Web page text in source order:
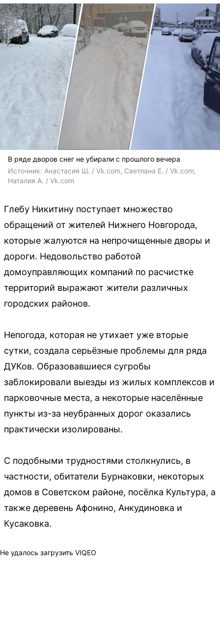
В ряде дворов снег не убирали с прошлого вечера
Источник: Анастасия Ш. / Vk.com, Светлана Е. / Vk.com,
Наталия А. / Vk.com
Глебу Никитину поступает множество
обращений от жителей Нижнего Новгорода,
которые жалуются на непрочищенные дворы и
дороги. Недовольство работой
домоуправляющих компаний по расчистке
территорий выражают жители различных
городских районов.
Непогода, которая не утихает уже вторые
сутки, создала серьёзные проблемы для ряда
ДУКов. Образовавшиеся сугробы
заблокировали выезды из жилых комплексов и
парковочные места, а некоторые населённые
пункты из-за неубранных дорог оказались
практически изолированы.
С подобными трудностями столкнулись, в
частности, обитатели Бурнаковки, некоторых
домов в Советском районе, посёлка Культура, а
также деревень Афонино, Анкудиновка и
Кусаковка.
Не удалось загрузить VIQEO